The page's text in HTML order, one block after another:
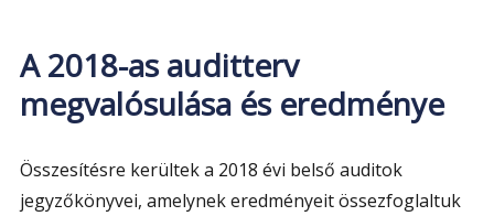
A 2018-as auditterv
megvalósulása és eredménye
Összesítésre kerültek a 2018 évi belső auditok
jegyzőkönyvei, amelynek eredményeit össezfoglaltuk